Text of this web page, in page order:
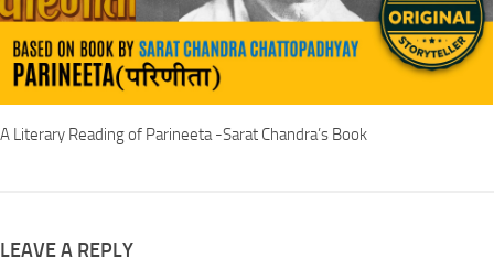
A Literary Reading of Parineeta -Sarat Chandra’s Book
LEAVE A REPLY